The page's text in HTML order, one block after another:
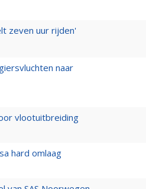
zeven uur rijden'
naar
vlootuitbreiding
hard omlaag